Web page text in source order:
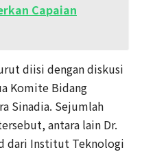
Capaian
diisi dengan diskusi
Komite Bidang
Sinadia. Sejumlah
antara lain Dr.
dari Institut Teknologi